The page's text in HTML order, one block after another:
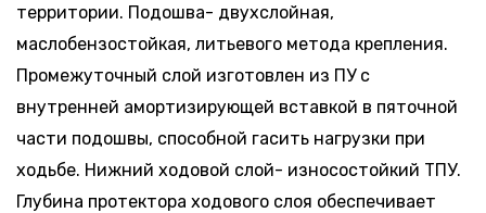
территории. Подошва- двухслойная,
маслобензостойкая, литьевого метода крепления.
Промежуточный слой изготовлен из ПУ с
внутренней амортизирующей вставкой в пяточной
части подошвы, способной гасить нагрузки при
ходьбе. Нижний ходовой слой- износостойкий ТПУ.
Глубина протектора ходового слоя обеспечивает